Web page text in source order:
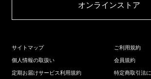
オンラインストア​
サイトマップ
個人情報の取扱い
定期お届けサービス利用規約
ご利用規約
会員規約
特定商取引法